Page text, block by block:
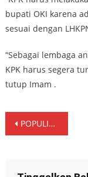
bupati OKI karena
sesuai dengan
“Sebagai lembaga
KPK harus segera
tutup Imam .
Navigasi
POPULIS Apresiasi Kejagung Tetapkan Tersangka Mafia Migor